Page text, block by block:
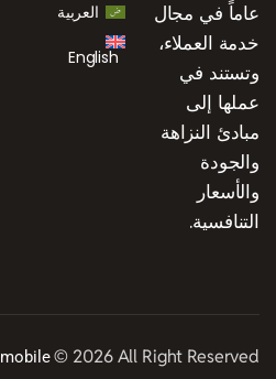
عاماً في مجال
خدمة العملاء،
وتستند في
عملها إلى
مبادئ النزاهة
والجودة
والأسعار
التنافسية.
العربية
English
© 2026 All Right Reserved